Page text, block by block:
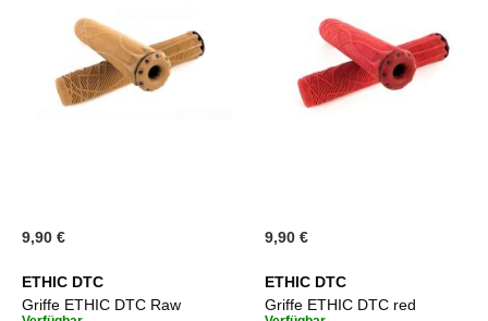
9,90 €
ETHIC DTC
Griffe ETHIC DTC Raw
9,90 €
ETHIC DTC
Griffe ETHIC DTC red